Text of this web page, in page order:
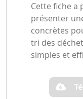
Cette fiche a
présenter
concrètes
tri des
simples et